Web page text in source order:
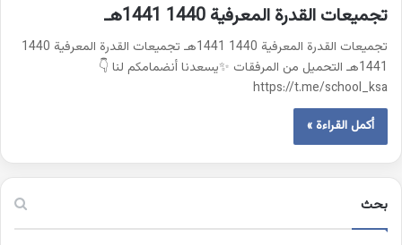
تجميعات القدرة المعرفية 1440 1441هـ
تجميعات القدرة المعرفية 1440 1441هـ تجميعات القدرة المعرفية 1440
1441هـ التحميل من المرفقات ✨يسعدنا أنضمامكم لنا 👇
https://t.me/school_ksa
أكمل القراءة »
بحث